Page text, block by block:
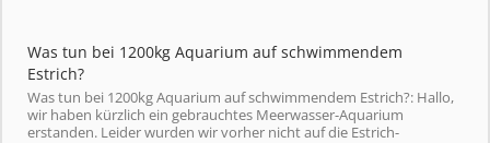
Was tun bei 1200kg Aquarium auf schwimmendem
Estrich?
Was tun bei 1200kg Aquarium auf schwimmendem Estrich?: Hallo,
wir haben kürzlich ein gebrauchtes Meerwasser-Aquarium
erstanden. Leider wurden wir vorher nicht auf die Estrich-